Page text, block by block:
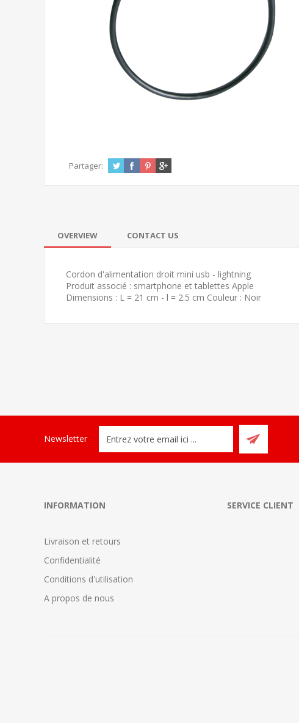
Partager:
OVERVIEW CONTACT US
Cordon d'alimentation droit mini usb - lightning
Produit associé : smartphone et tablettes Apple
Dimensions : L = 21 cm - l = 2.5 cm Couleur : Noir
Newsletter
INFORMATION
Livraison et retours
Confidentialité
Conditions d'utilisation
A propos de nous
SERVICE CLIENT